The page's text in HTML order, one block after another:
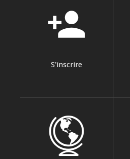
person_add
S'inscrire